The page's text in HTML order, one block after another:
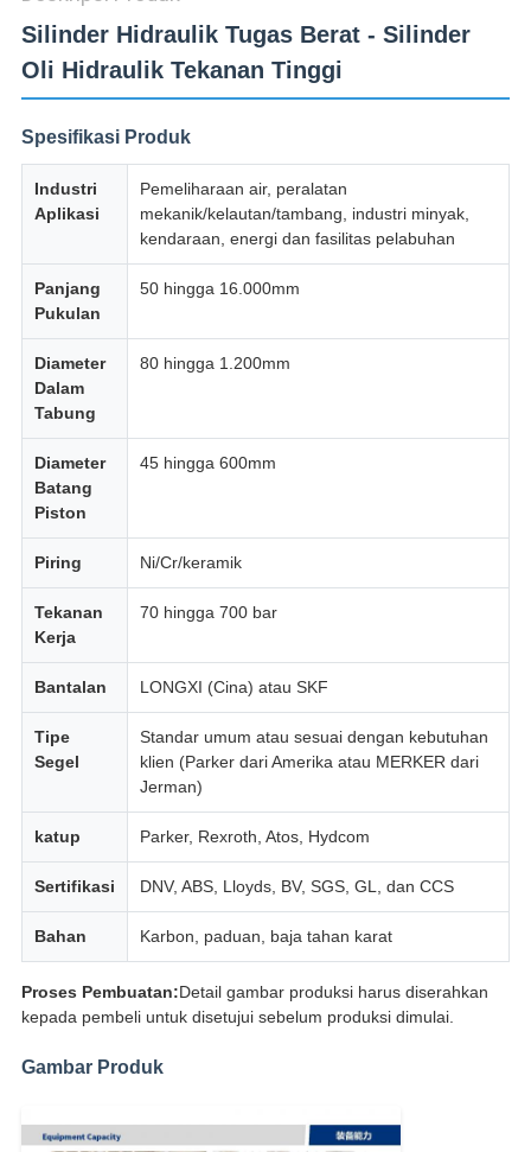
KEBIJAKAN
Silinder Hidraulik Tugas Berat - Silinder
Oli Hidraulik Tekanan Tinggi
Spesifikasi Produk
Industri
Aplikasi
Pemeliharaan air, peralatan
mekanik/kelautan/tambang, industri minyak,
kendaraan, energi dan fasilitas pelabuhan
Panjang
Pukulan
50 hingga 16.000mm
Diameter
Dalam
Tabung
80 hingga 1.200mm
Diameter
Batang
Piston
45 hingga 600mm
Piring Ni/Cr/keramik
Tekanan
Kerja
70 hingga 700 bar
Bantalan LONGXI (Cina) atau SKF
Tipe
Segel
Standar umum atau sesuai dengan kebutuhan
klien (Parker dari Amerika atau MERKER dari
Jerman)
katup Parker, Rexroth, Atos, Hydcom
Sertifikasi DNV, ABS, Lloyds, BV, SGS, GL, dan CCS
Bahan Karbon, paduan, baja tahan karat
Proses Pembuatan:Detail gambar produksi harus diserahkan
kepada pembeli untuk disetujui sebelum produksi dimulai.
Gambar Produk